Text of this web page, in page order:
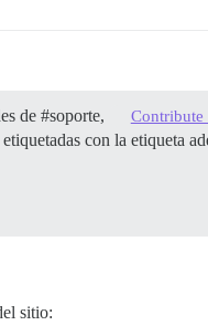
de #soporte, Contribute
con la etiqueta
sitio: